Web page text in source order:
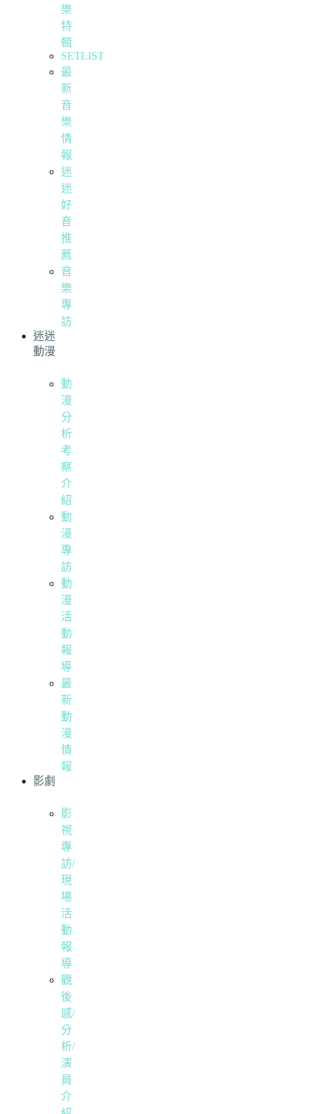
樂
特
輯
SETLIST
最
新
音
樂
情
報
迷
迷
好
音
推
薦
音
樂
專
訪
迷迷
動漫
動
漫
分
析
考
察
介
紹
動
漫
專
訪
動
漫
活
動
報
導
最
新
動
漫
情
報
影劇
影
視
專
訪/
現
場
活
動
報
導
觀
後
感/
分
析/
演
員
介